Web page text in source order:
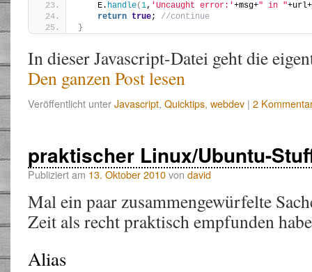
    E.
handle(1, 'Uncaught error:'+msg+" in "+url+
return true; //continue
}
In dieser Javascript-Datei geht die
Den ganzen Post lesen
Veröffentlicht unterJavascript, Quicktips, webdev | 2
praktischer Linux/Ubuntu-
Publiziert am 13. Oktober 2010von david
Mal ein paar zusammengewürfelte
Zeit als recht praktisch empfunden
Alias